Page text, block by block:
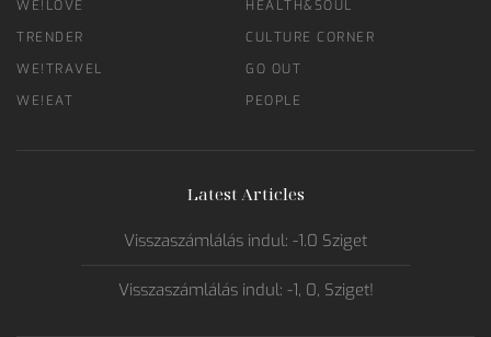
WE!LOVE
TRENDER
WE!TRAVEL
WE!EAT
HEALTH&SOUL
CULTURE CORNER
GO OUT
PEOPLE
Latest Articles
Visszaszámlálás indul: -1.0 Sziget
Visszaszámlálás indul: -1, 0, Sziget!